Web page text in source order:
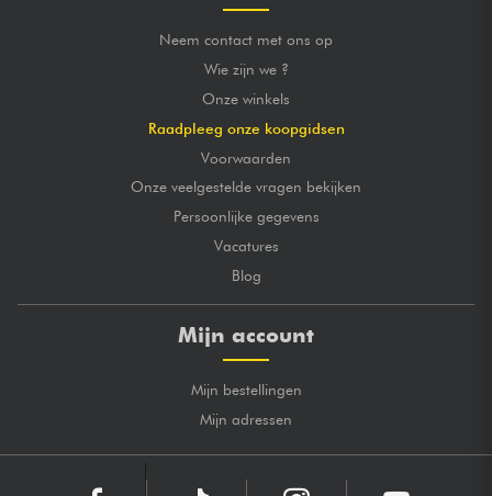
Neem contact met ons op
Wie zijn we ?
Onze winkels
Raadpleeg onze koopgidsen
Voorwaarden
Onze veelgestelde vragen bekijken
Persoonlijke gegevens
Vacatures
Blog
Mijn account
Mijn bestellingen
Mijn adressen